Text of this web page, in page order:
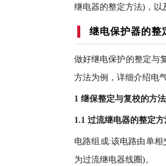
继电器的整定方法)，以
继电保护器的整
做好继电保护的整定与
方法为例，详细介绍电
1 继保整定与复校的方法
1.1 过流继电器的整定方
电路组成:该电路由单
为过流继电器线圈)。